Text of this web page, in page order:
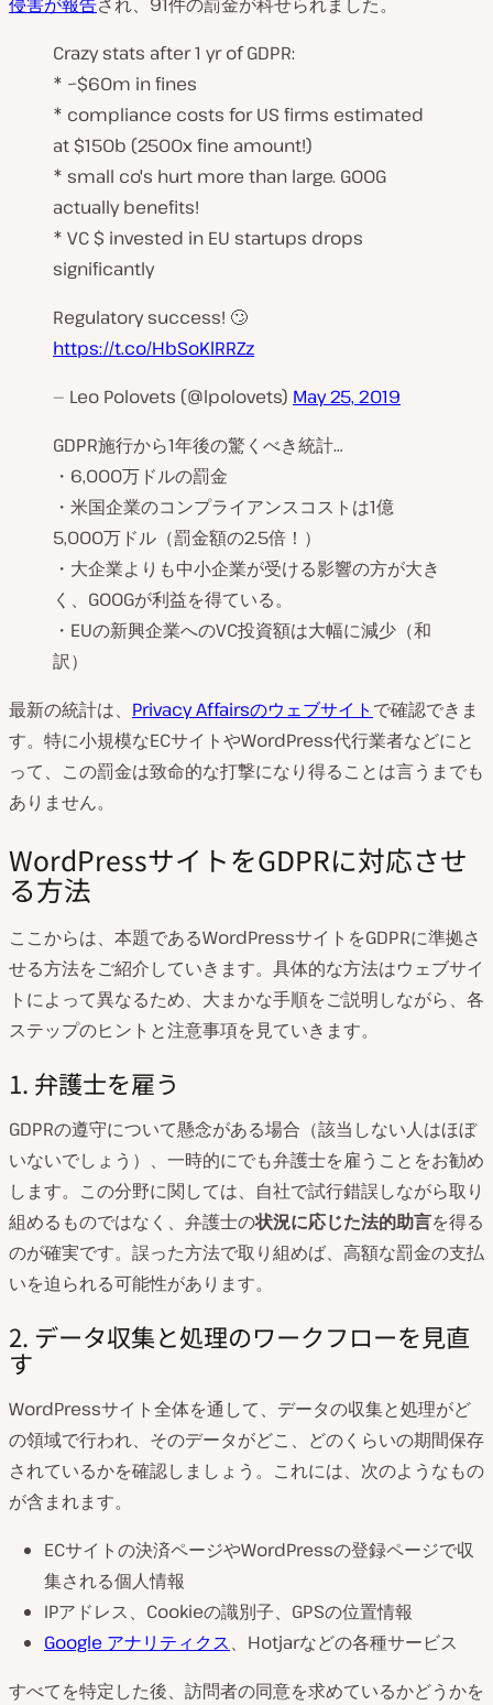
Crazy stats after 1 yr of GDPR:
* ~$60m in fines
* compliance costs for US firms estimated
at $150b (2500x fine amount!)
* small co's hurt more than large. GOOG
actually benefits!
* VC $ invested in EU startups drops
significantly
Regulatory success! 🙄
https://t.co/HbSoKlRRZz
— Leo Polovets (@lpolovets) May 25, 2019
GDPR施行から1年後の驚くべき統計…
・6,000万ドルの罰金
・米国企業のコンプライアンスコストは1億
5,000万ドル（罰金額の2.5倍！）
・大企業よりも中小企業が受ける影響の方が大き
く、GOOGが利益を得ている。
・EUの新興企業へのVC投資額は大幅に減少（和
訳）
最新の統計は、 Privacy Affairsのウェブサイト で確認できま
す。特に小規模なECサイトやWordPress代行業者などにと
って、この罰金は致命的な打撃になり得ることは言うまでも
ありません。
WordPressサイトをGDPRに対応させ
る方法
ここからは、本題であるWordPressサイトをGDPRに準拠さ
せる方法をご紹介していきます。具体的な方法はウェブサイ
トによって異なるため、大まかな手順をご説明しながら、各
ステップのヒントと注意事項を見ていきます。
1. 弁護士を雇う
GDPRの遵守について懸念がある場合（該当しない人はほぼ
いないでしょう）、一時的にでも弁護士を雇うことをお勧め
します。この分野に関しては、自社で試行錯誤しながら取り
組めるものではなく、弁護士の状況に応じた法的助言を得る
のが確実です。誤った方法で取り組めば、高額な罰金の支払
いを迫られる可能性があります。
2. データ収集と処理のワークフローを見直
す
WordPressサイト全体を通して、データの収集と処理がど
の領域で行われ、そのデータがどこ、どのくらいの期間保存
されているかを確認しましょう。これには、次のようなもの
が含まれます。
ECサイトの決済ページやWordPressの登録ページで収
集される個人情報
IPアドレス、Cookieの識別子、GPSの位置情報
Google アナリティクス、Hotjarなどの各種サービス
すべてを特定した後、訪問者の同意を求めているかどうかを